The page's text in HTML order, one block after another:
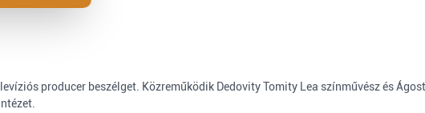
producer beszélget. Közreműködik Dedovity Tomity Lea színművész és